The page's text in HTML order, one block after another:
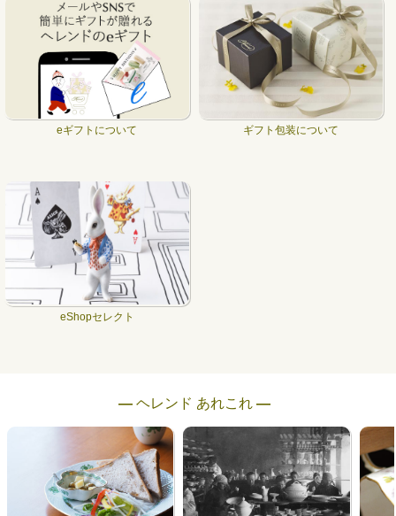
eギフトについて ギフト包装について
eShopセレクト
― ヘレンド あれこれ ―